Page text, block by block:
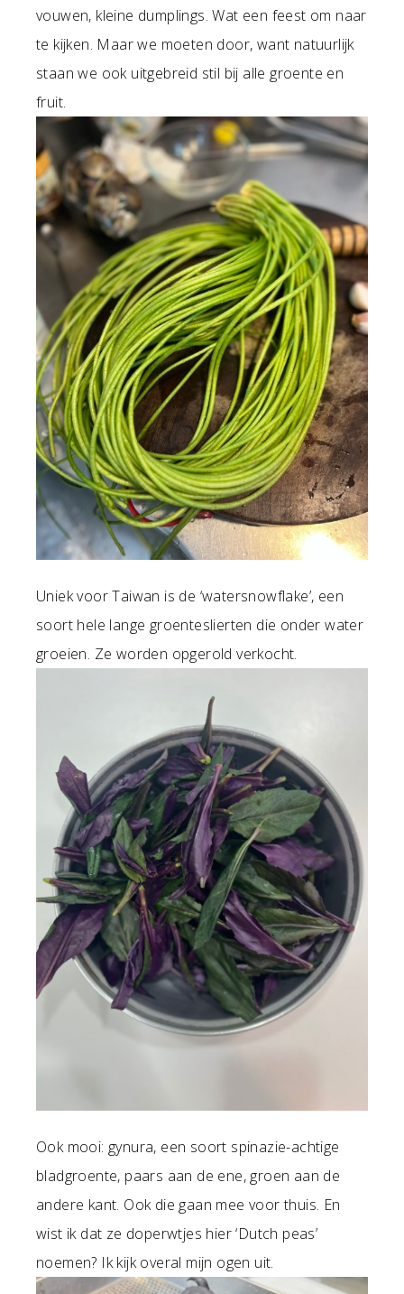
vouwen, kleine dumplings. Wat een feest om naar
te kijken. Maar we moeten door, want natuurlijk
staan we ook uitgebreid stil bij alle groente en
fruit.
Uniek voor Taiwan is de ‘watersnowflake’, een
soort hele lange groenteslierten die onder water
groeien. Ze worden opgerold verkocht.
Ook mooi: gynura, een soort spinazie-achtige
bladgroente, paars aan de ene, groen aan de
andere kant. Ook die gaan mee voor thuis. En
wist ik dat ze doperwtjes hier ‘Dutch peas’
noemen? Ik kijk overal mijn ogen uit.